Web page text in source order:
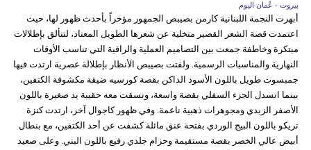
بيروت - عُمان اليوم
أبهرت النجمة اللبنانية كارمن بصيبص الجمهور مؤخراً بأحدث ظهور لها، حيث
اعتمدت قصة الشعر القصير متخلية عن شعرها الطويل المعتاد، لتتألق بإطلالات
مبتكرة وخاطفة جمعت بين التصاميم العملية والراقية التي تناسب الأوقات
النهارية والمناسبات الرسمية. ولفتت بصيبص الأنظار بإطلالة عصرية ارتدت فيها
جمبسوت طويل باللون الأسود الداكن بقصة كورسيه ضيقة مكشوفة الكتفين،
بينما انسدل الجزء السفلي بقصة واسعة، ونسقت معه حقيبة يد صغيرة باللون
الأصفر الزبدي ومجوهرات ذهبية ناعمة. وفي ظهور كاجوال آخر، ارتدت كنزة
تريكو باللون البيج الوردي بفتحة عنق مائلة كشفت عن أحد الكتفين، مع بنطال
أبيض عالي الخصر بقصة مستقيمة وحزام جلدي رفيع باللون البني. وعلى صعيد